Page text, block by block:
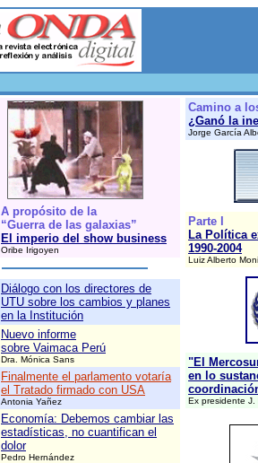
A propósito de la
“Guerra de las galaxias”
El imperio del show business
Oribe Irigoyen
Diálogo con los directores de
UTU sobre los cambios y planes
en la Institución
Nuevo informe
sobre Vaimaca Perú
Dra. Mónica Sans
Finalmente el parlamento votaría
el Tratado firmado con USA
Antonia Yañez
Economía: Debemos cambiar las
estadísticas, no cuantifican el
dolor
Pedro Hernández
Camino a
¿Ganó la
Jorge García
Parte l
La Política
1990-2004
Luiz Alberto
"El
en lo
Ex presidente